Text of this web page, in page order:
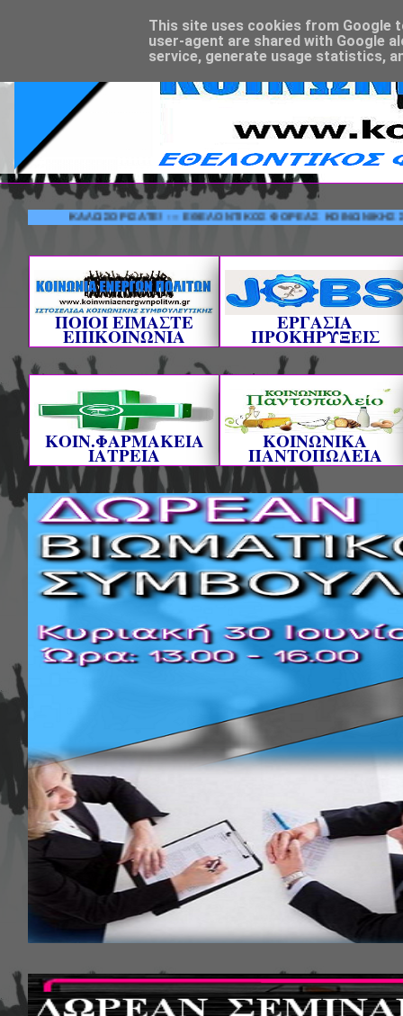
ΚΑΛΩΣΟΡΙΣΑΤΕ! --- ΕΘΕΛΟΝΤΙΚΟΣ ΦΟΡΕΑΣ ΚΟΙΝΩΝΙΚΗΣ
ΠΟΙΟΙ ΕΙΜΑΣΤΕ
ΕΠΙΚΟΙΝΩΝΙΑ
ΕΡΓΑΣΙΑ
ΠΡΟΚΗΡΥΞΕΙΣ
ΚΟΙΝ.ΦΑΡΜΑΚΕΙΑ
ΙΑΤΡΕΙΑ
ΚΟΙΝΩΝΙΚΑ
ΠΑΝΤΟΠΩΛΕΙΑ
This site uses cookies from Google
user-agent are shared with Google
service, generate usage statistics,